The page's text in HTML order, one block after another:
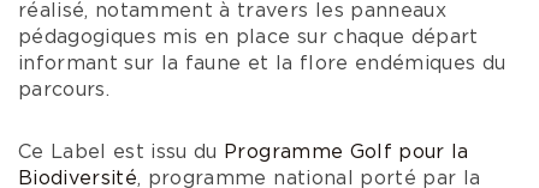
réalisé, notamment à travers les panneaux
pédagogiques mis en place sur chaque départ
informant sur la faune et la flore endémiques du
parcours.
Ce Label est issu du
Programme Golf pour la
Biodiversité, programme national porté par la